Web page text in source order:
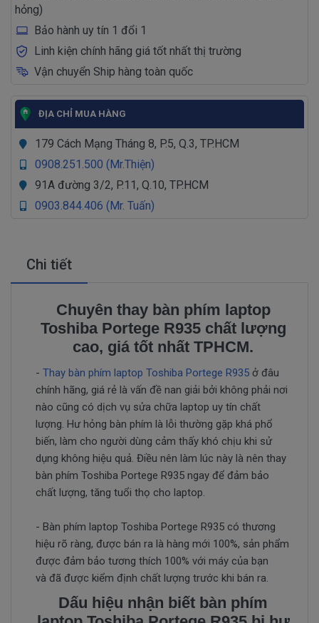
hỏng)
Bảo hành uy tín 1 đổi 1
Linh kiện chính hãng giá tốt nhất thị trường
Vận chuyển Ship hàng toàn quốc
ĐỊA CHỈ MUA HÀNG
179 Cách Mạng Tháng 8, P.5, Q.3, TP.HCM
0908.251.500 (Mr.Thiện)
91A đường 3/2, P.11, Q.10, TP.HCM
0903.844.406 (Mr. Tuấn)
Chi tiết
Chuyên thay bàn phím laptop
Toshiba Portege R935 chất lượng
cao, giá tốt nhất TPHCM.
- Thay bàn phím laptop Toshiba Portege R935 ở đâu
chính hãng, giá rẻ là vấn đề nan giải bởi không phải nơi
nào cũng có dịch vụ sửa chữa laptop uy tín chất
lượng. Hư hỏng bàn phím là lỗi thường gặp khá phổ
biến, làm cho người dùng cảm thấy khó chịu khi sử
dụng không hiệu quả. Điều nên làm lúc này là nên thay
bàn phím Toshiba Portege R935 ngay để đảm bảo
chất lượng, tăng tuổi thọ cho laptop.
- Bàn phím laptop Toshiba Portege R935 có thương
hiệu rõ ràng, được bán ra là hàng mới 100%, sản phẩm
được đảm bảo tương thích 100% với máy của bạn
và đã được kiểm định chất lượng trước khi bán ra.
Dấu hiệu nhận biết bàn phím